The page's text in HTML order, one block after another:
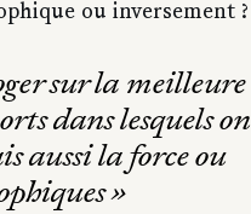
ou inversement ?
sur la meilleure
dans lesquels on
aussi la force ou
»